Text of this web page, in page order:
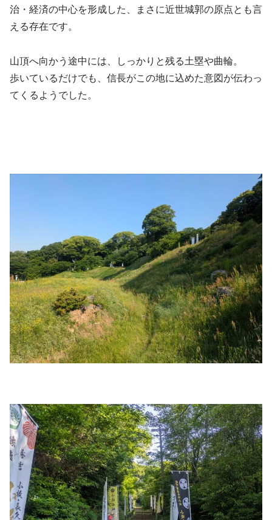
治・経済の中心を形成した、まさに近世城郭の原点とも言
える存在です。
山頂へ向かう途中には、しっかりと残る土塁や曲輪。
歩いているだけでも、信長がこの地に込めた意図が伝わっ
てくるようでした。